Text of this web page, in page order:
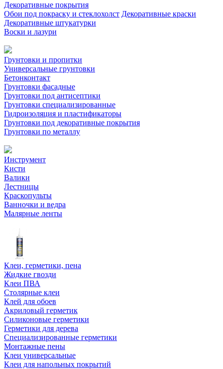
Декоративные покрытия
Обои под покраску и стеклохолст Декоративные краски
Декоративные штукатурки
Воски и лазури
Грунтовки и пропитки
Универсальные грунтовки
Бетонконтакт
Грунтовки фасадные
Грунтовки под антисептики
Грунтовки специализированные
Гидроизоляция и пластификаторы
Грунтовки под декоративные покрытия
Грунтовки по металлу
Инструмент
Кисти
Валики
Лестницы
Краскопульты
Ванночки и ведра
Малярные ленты
Клеи, герметики, пена
Жидкие гвозди
Клеи ПВА
Столярные клеи
Клей для обоев
Акриловый герметик
Силиконовые герметики
Герметики для дерева
Специализированные герметики
Монтажные пены
Клеи универсальные
Клеи для напольных покрытий